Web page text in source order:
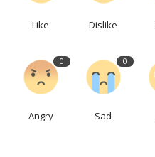
Like Dislike
0
Angry
0
Sad